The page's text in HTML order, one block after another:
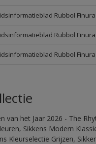
Rubbol Finura
Rubbol Finura
Rubbol Finura
van het Jaar 2026 - The
Sikkens Modern
Kleurselectie Grijzen,